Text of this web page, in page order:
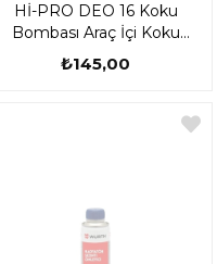
Hİ-PRO DEO 16 Koku
Bombası Araç İçi Koku
Giderici (DEZENFEKTANLI)
200 ml.
₺145,00